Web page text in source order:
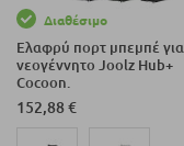
Διαθέσιμο
Ελαφρύ πορτ μπεμπέ για
νεογέννητο Joolz Hub+
Cocoon.
152,88 €